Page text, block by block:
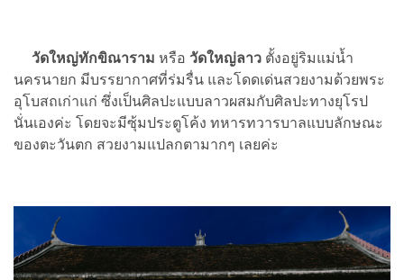
วัดใหญ่ทักขิณาราม หรือ วัดใหญ่ลาว ตั้งอยู่ริมแม่น้ำ
นครนายก มีบรรยากาศที่ร่มรื่น และโดดเด่นสวยงามด้วยพระ
อุโบสถเก่าแก่ ซึ่งเป็นศิลปะแบบลาวผสมกับศิลปะทางยุโรป
นั่นเองค่ะ โดยจะมีซุ้มประตูโค้ง ทหารทวารบาลแบบลักษณะ
ของตะวันตก สวยงามแปลกตามากๆ เลยค่ะ